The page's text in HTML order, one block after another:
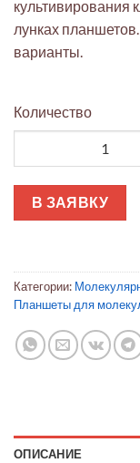
культивирования
лунках
варианты.
Количество
В ЗАЯВКУ
Категории:
Планшеты для
ОПИСАНИЕ